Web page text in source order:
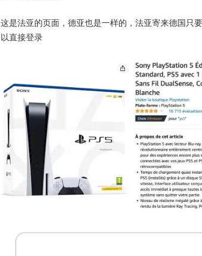
这是法亚的页面，德亚也是一样的，法亚寄来德国只
以直接登录